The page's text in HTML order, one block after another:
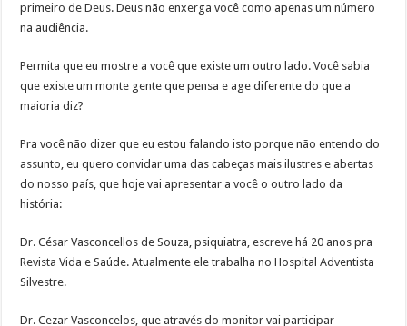
primeiro de Deus. Deus não enxerga você como apenas um número
na audiência.
Permita que eu mostre a você que existe um outro lado. Você sabia
que existe um monte gente que pensa e age diferente do que a
maioria diz?
Pra você não dizer que eu estou falando isto porque não entendo do
assunto, eu quero convidar uma das cabeças mais ilustres e abertas
do nosso país, que hoje vai apresentar a você o outro lado da
história:
Dr. César Vasconcellos de Souza, psiquiatra, escreve há 20 anos pra
Revista Vida e Saúde. Atualmente ele trabalha no Hospital Adventista
Silvestre.
Dr. Cezar Vasconcelos, que através do monitor vai participar